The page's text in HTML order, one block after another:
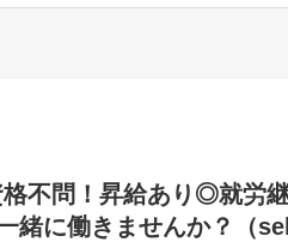
格不問！昇給あり◎就労
緒に働きませんか？（